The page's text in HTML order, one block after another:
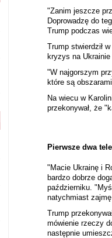
"Zanim jeszcze
Doprowadzę do
Trump podczas
Trump stwierdził
kryzys na Ukrainie
"W najgorszym
które są
Na wiecu w
przekonywał, że
Pierwsze dwa
"Macie Ukrainę i
bardzo dobrze
październiku.
natychmiast
Trump
mówienie rzeczy
następnie